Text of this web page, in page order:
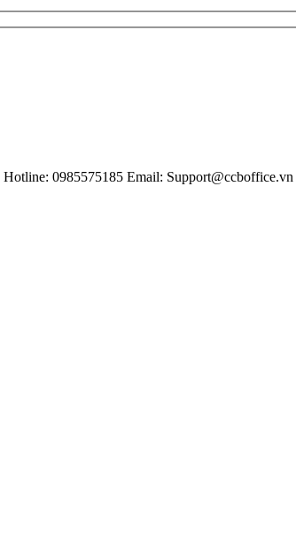
Hotline: 0985575185 Email: Support@ccboffice.vn